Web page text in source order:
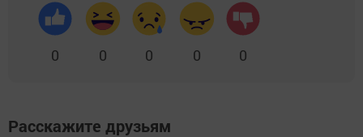
0 0 0 0 0
Расскажите друзьям